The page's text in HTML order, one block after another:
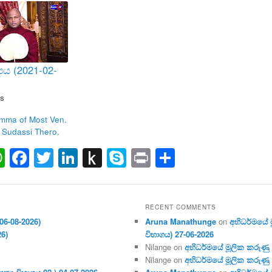
(2021-02-
of Most Ven.
Thero.
WhatsApp
Facebook
Twitter
LinkedIn
Push
to
Kindle
Skype
PrintShare
08-2026)
RECENT COMMENTS
Aruna Manathunge onඅභිධර්මයේ
විභාගය) 27-06-2026
Nilange onඅභිධර්මයේ මූලික කරුණු
Nilange onඅභිධර්මයේ මූලික කරුණු